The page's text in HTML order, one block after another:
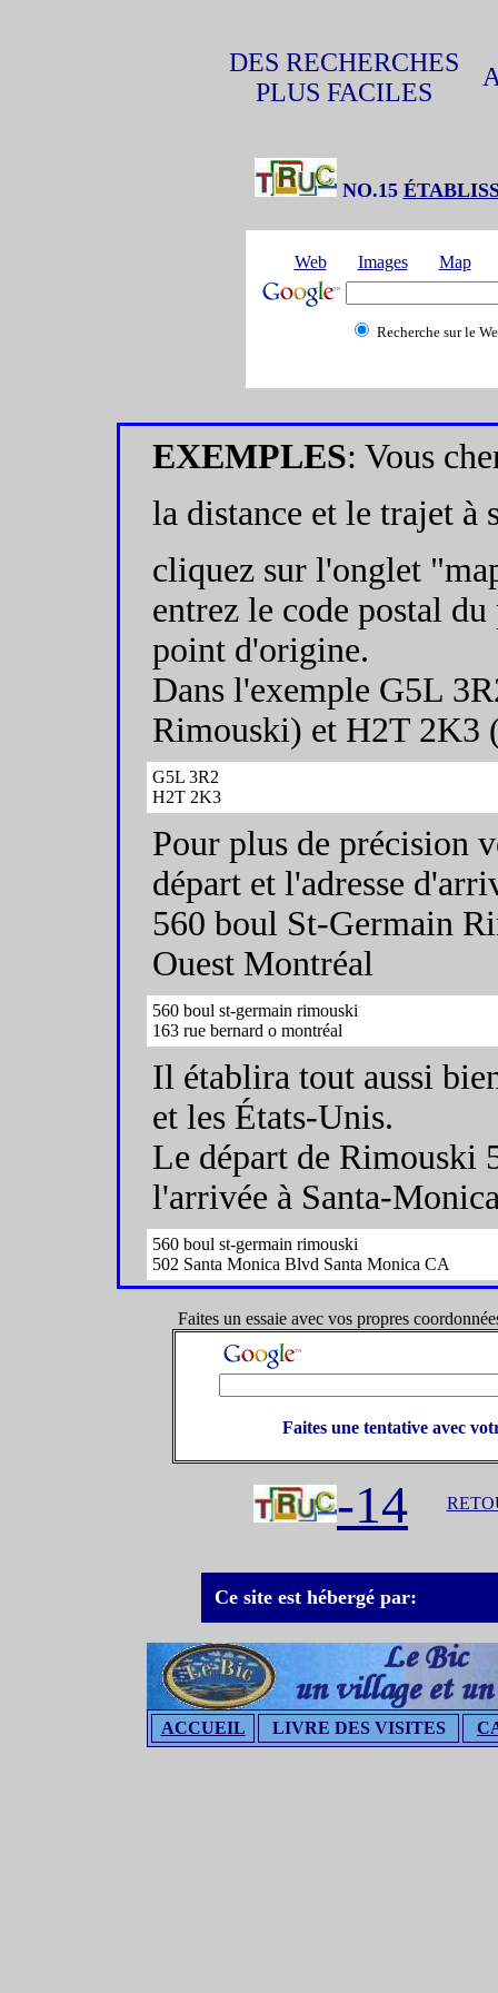
DES RECHERCHES
PLUS FACILES
NO.15
Web Images Map
Recherche sur le
EXEMPLES: Vous
la distance et le trajet à
cliquez sur l'onglet
entrez le code postal
point d'origine.
Dans l'exemple G5L
Rimouski) et H2T 2K3
G5L 3R2
H2T 2K3
Pour plus de précision
départ et l'adresse
560 boul St-Germain
Ouest Montréal
560 boul st-germain rimouski
163 rue bernard o montréal
Il établira tout aussi
et les États-Unis.
Le départ de Rimouski
l'arrivée à Santa-
560 boul st-germain rimouski
502 Santa Monica Blvd Santa Monica CA
Faites un essaie avec vos propres
Faites une tentative avec
-14
Ce site est hébergé par:
ACCUEIL LIVRE DES VISITES